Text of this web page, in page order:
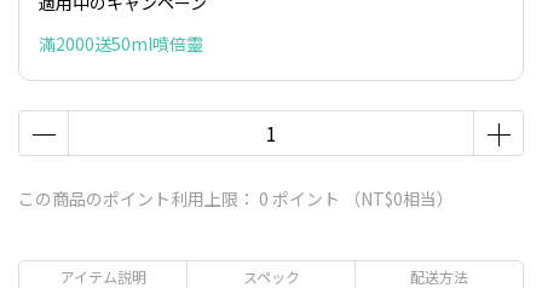
滿2000送50ml噴倍靈
この商品のポイント利用上限： 0 ポイント （NT$0相当）
アイテム説明 スペック 配送方法